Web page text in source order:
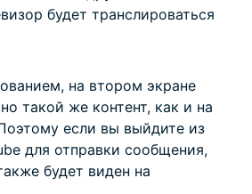
будет транслироваться
на втором экране
такой же контент, как и на
если вы выйдите из
для отправки сообщения,
будет виден на